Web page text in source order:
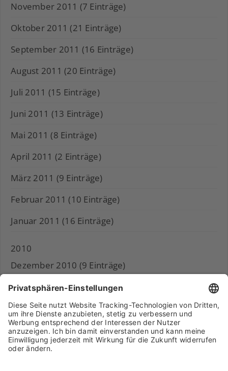
November 2011 (7 Einträge)
Oktober 2011 (21 Einträge)
September 2011 (16 Einträge)
August 2011 (20 Einträge)
Juli 2011 (15 Einträge)
Juni 2011 (13 Einträge)
Mai 2011 (8 Einträge)
April 2011 (2 Einträge)
März 2011 (9 Einträge)
Februar 2011 (10 Einträge)
Januar 2011 (16 Einträge)
2010
Dezember 2010 (9 Einträge)
November 2010 (11 Einträge)